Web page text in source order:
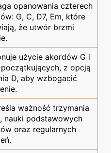
opanowania czterech
G, C, D7, Em, które
że utwór brzmi
użycie akordów G i
z opcją
D, aby wzbogacić
ważność trzymania
nauki podstawowych
oraz regularnych